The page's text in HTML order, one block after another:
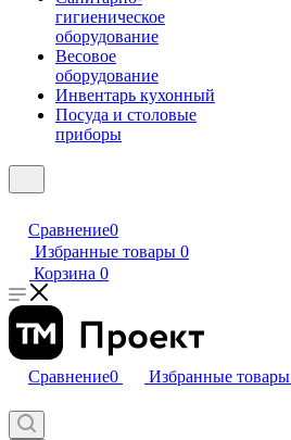
гигиеническое
оборудование
Весовое
оборудование
Инвентарь кухонный
Посуда и столовые
приборы
Сравнение0
Избранные товары 0
Корзина 0
Сравнение0 Избранные товары